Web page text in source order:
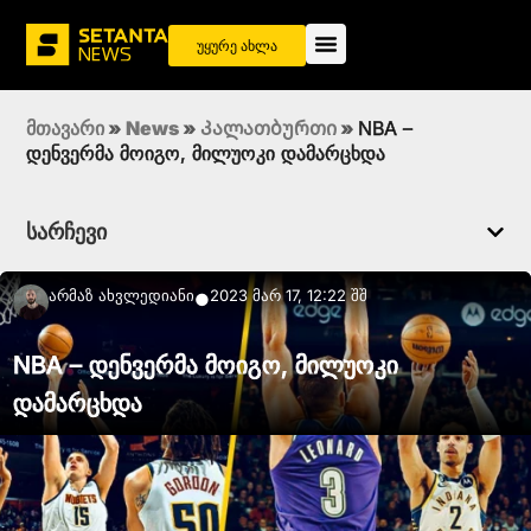
უყურე ახლა
მთავარი » News » Კალათბურთი » NBA –
დენვერმა მოიგო, მილუოკი დამარცხდა
სარჩევი
Არმაზ Ახვლედიანი●2023 მარ 17, 12:22 შშ
NBA – დენვერმა მოიგო, მილუოკი
დამარცხდა